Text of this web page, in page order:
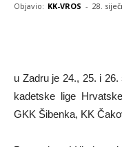
Objavio: KK-VROS - 28.
u Zadru je 24., 25. i
kadetske lige
GKK Šibenka, KK